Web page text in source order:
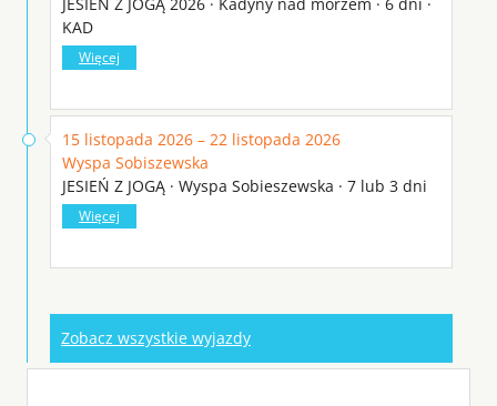
KAD
Więcej
15 listopada 2026 – 22 listopada 2026
Wyspa Sobiszewska
JESIEŃ Z JOGĄ · Wyspa Sobieszewska · 7 lub 3 dni
Więcej
Zobacz wszystkie wyjazdy